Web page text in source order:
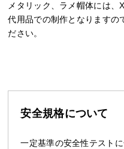
メタリック、ラメ帽体には、
代用品での制作となりますの
ださい。
安全規格について
一定基準の安全性テスト